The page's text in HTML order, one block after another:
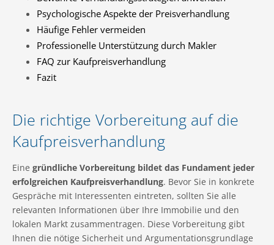
Psychologische Aspekte der Preisverhandlung
Häufige Fehler vermeiden
Professionelle Unterstützung durch Makler
FAQ zur Kaufpreisverhandlung
Fazit
Die richtige Vorbereitung auf die
Kaufpreisverhandlung
Eine gründliche Vorbereitung bildet das Fundament jeder
erfolgreichen Kaufpreisverhandlung. Bevor Sie in konkrete
Gespräche mit Interessenten eintreten, sollten Sie alle
relevanten Informationen über Ihre Immobilie und den
lokalen Markt zusammentragen. Diese Vorbereitung gibt
Ihnen die nötige Sicherheit und Argumentationsgrundlage